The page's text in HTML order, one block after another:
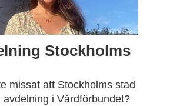
Stockholms
missat att Stockholms stad
avdelning i Vårdförbundet?